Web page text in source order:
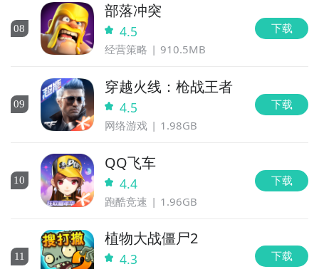
08
部落冲突
4.5
经营策略 910.5MB
下载
09
穿越火线：枪战王者
4.5
网络游戏 1.98GB
下载
10
QQ飞车
4.4
跑酷竞速 1.96GB
下载
11
植物大战僵尸2
4.3 下载